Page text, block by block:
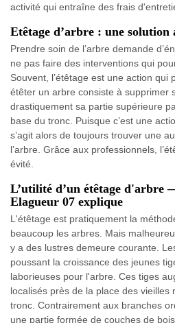
activité qui entraîne des frais
Etêtage d’arbre : une solution
Prendre soin de l’arbre demande
ne pas faire des interventions qui
Souvent, l’étêtage est une action qui
étêter un arbre consiste à supprimer
drastiquement sa partie supérieure
base du tronc. Puisque c’est une
s’agit alors de toujours trouver une
l’arbre. Grâce aux professionnels,
évité.
L’utilité d’un étêtage d'arbre
Elagueur 07 explique
L'étêtage est pratiquement la
beaucoup les arbres. Mais
y a des lustres demeure courante.
poussant la croissance des jeunes
laborieuses pour l'arbre. Ces tiges
localisés près de la place des vieilles
tronc. Contrairement aux branches
une partie formée de couches de